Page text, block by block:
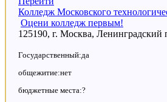
Колледж Московского
Оцени колледж первым!
125190, г. Москва, Ленинградский
Государственный:да
общежитие:нет
бюджетные места:?